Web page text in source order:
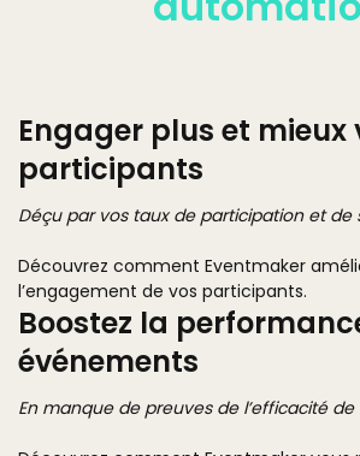
Engager plus et mieux
participants
Déçu par vos taux de participation et de
Découvrez comment Eventmaker
l’engagement de vos participants.
Boostez la
événements
En manque de preuves de l’efficacité